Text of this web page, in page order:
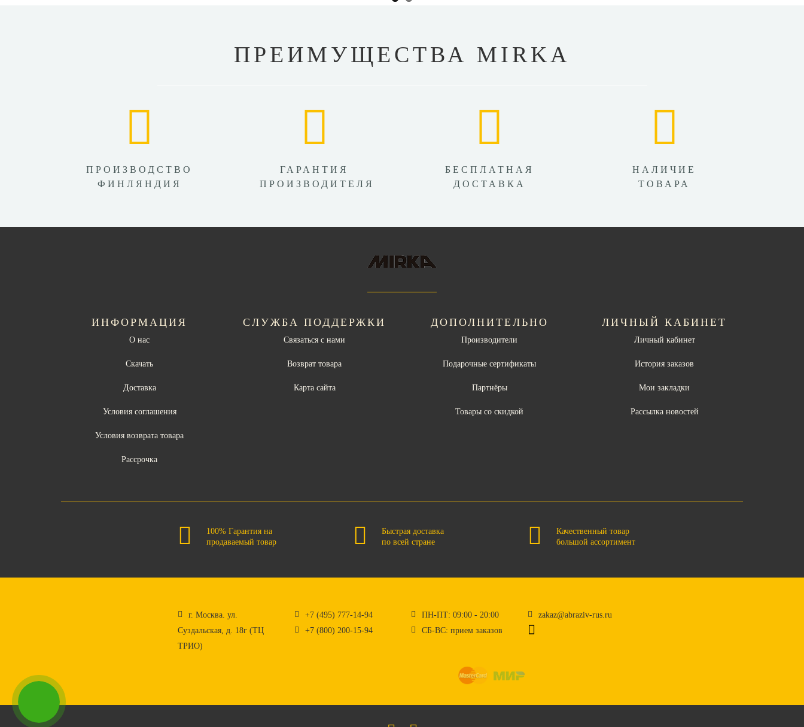
ПРЕИМУЩЕСТВА MIRKA
ПРОИЗВОДСТВО
ФИНЛЯНДИЯ
ГАРАНТИЯ
ПРОИЗВОДИТЕЛЯ
БЕСПЛАТНАЯ
ДОСТАВКА
НАЛИЧИЕ
ТОВАРА
ИНФОРМАЦИЯ
О нас
Скачать
Доставка
Условия соглашения
Условия возврата товара
Рассрочка
СЛУЖБА ПОДДЕРЖКИ
Связаться с нами
Возврат товара
Карта сайта
ДОПОЛНИТЕЛЬНО
Производители
Подарочные сертификаты
Партнёры
Товары со скидкой
ЛИЧНЫЙ КАБИНЕТ
Личный кабинет
История заказов
Мои закладки
Рассылка новостей
100% Гарантия на
продаваемый товар
Быстрая доставка
по всей стране
Качественный товар
большой ассортимент
г. Москва. ул.
Суздальская, д. 18г (ТЦ
ТРИО)
+7 (495) 777-14-94
+7 (800) 200-15-94
ПН-ПТ: 09:00 - 20:00
СБ-ВС: прием заказов
zakaz@abraziv-rus.ru